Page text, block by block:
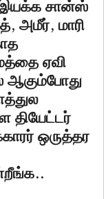
சான்ஸ்
அமீர், மாரி
ஏவி
ஆகும்போது
தியேட்டர்
ஒருத்தர